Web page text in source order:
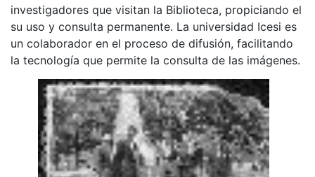
investigadores que visitan la Biblioteca, propiciando el
su uso y consulta permanente. La universidad Icesi es
un colaborador en el proceso de difusión, facilitando
la tecnología que permite la consulta de las imágenes.